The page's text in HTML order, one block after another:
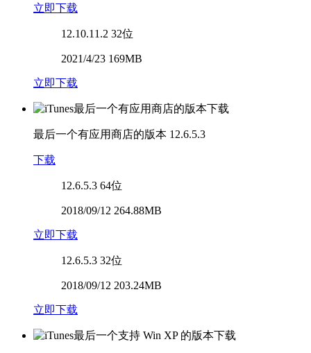
立即下载
12.10.11.2 32位
2021/4/23 169MB
立即下载
最后一个有应用商店的版本 12.6.5.3
下载
12.6.5.3 64位
2018/09/12 264.88MB
立即下载
12.6.5.3 32位
2018/09/12 203.24MB
立即下载